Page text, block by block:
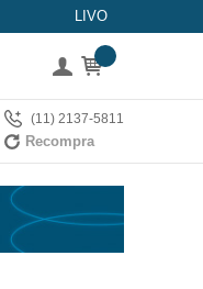
LIVO
(11) 2137-5811
Recompra